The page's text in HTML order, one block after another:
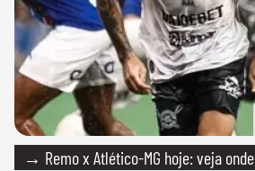
→ Remo x Atlético-MG hoje: veja onde